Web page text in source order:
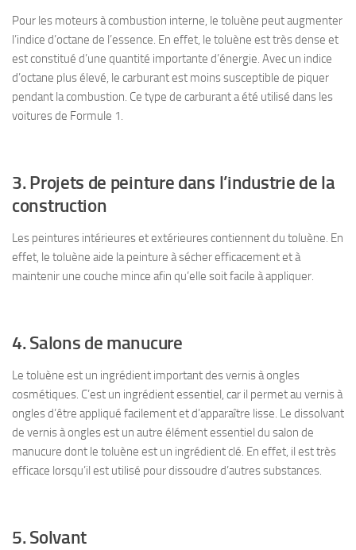
Pour les moteurs à combustion interne, le toluène peut augmenter
l’indice d’octane de l’essence. En effet, le toluène est très dense et
est constitué d’une quantité importante d’énergie. Avec un indice
d’octane plus élevé, le carburant est moins susceptible de piquer
pendant la combustion. Ce type de carburant a été utilisé dans les
voitures de Formule 1.
3. Projets de peinture dans l’industrie de la
construction
Les peintures intérieures et extérieures contiennent du toluène. En
effet, le toluène aide la peinture à sécher efficacement et à
maintenir une couche mince afin qu’elle soit facile à appliquer.
4. Salons de manucure
Le toluène est un ingrédient important des vernis à ongles
cosmétiques. C’est un ingrédient essentiel, car il permet au vernis à
ongles d’être appliqué facilement et d’apparaître lisse. Le dissolvant
de vernis à ongles est un autre élément essentiel du salon de
manucure dont le toluène est un ingrédient clé. En effet, il est très
efficace lorsqu’il est utilisé pour dissoudre d’autres substances.
5. Solvant